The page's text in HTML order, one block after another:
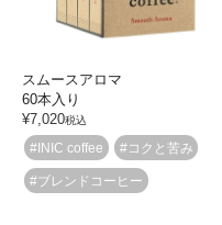
スムースアロマ
60本入り
¥7,020税込
#INIC coffee #コクと苦み
#ブレンドコーヒー